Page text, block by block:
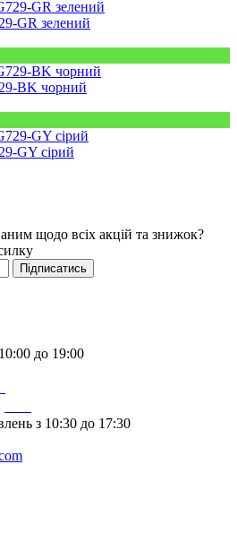
GR зелений
BK чорний
GY сiрий
щодо всіх акцій та знижок?
Підписатись
до 19:00
з 10:30 до 17:30